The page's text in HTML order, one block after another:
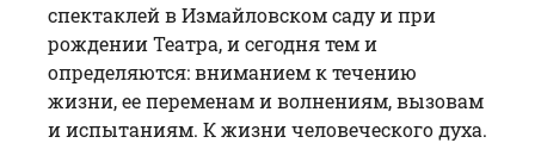
спектаклей в Измайловском саду и при
рождении Театра, и сегодня тем и
определяются: вниманием к течению
жизни, ее переменам и волнениям, вызовам
и испытаниям. К жизни человеческого духа.